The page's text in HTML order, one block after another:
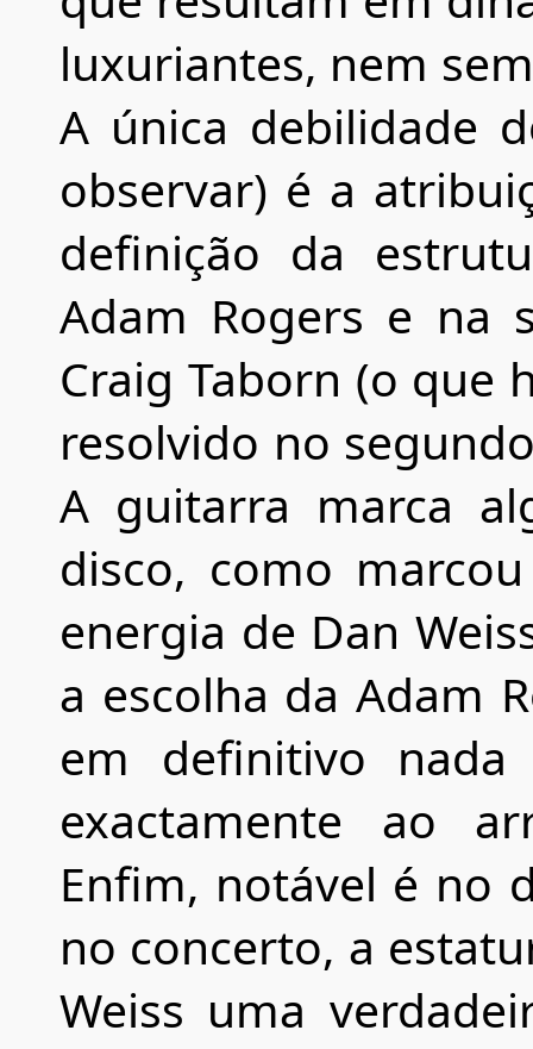
luxuriantes, nem
A única debilidade
observar) é a
definição da
Adam Rogers e na
Craig Taborn (o que
resolvido no
A guitarra marca
disco, como
energia de Dan
a escolha da Adam
em definitivo nada
exactamente ao
Enfim, notável é no
no concerto, a
Weiss uma